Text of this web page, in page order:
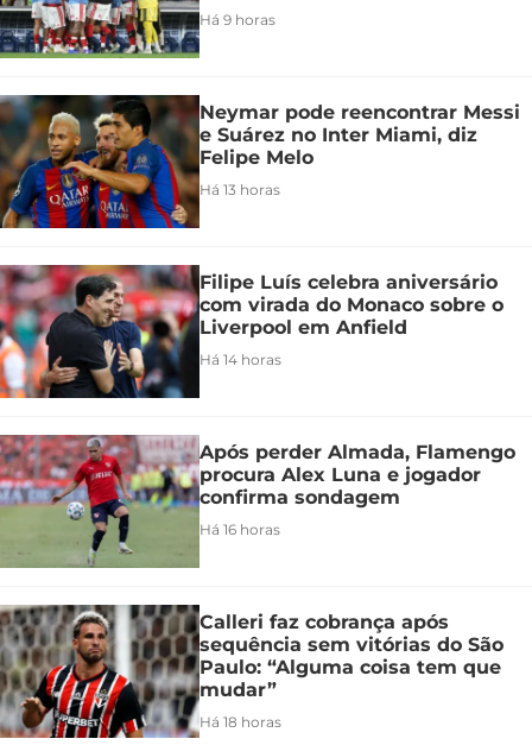
Há 9 horas
Neymar pode reencontrar Messi
e Suárez no Inter Miami, diz
Felipe Melo
Há 13 horas
Filipe Luís celebra aniversário
com virada do Monaco sobre o
Liverpool em Anfield
Há 14 horas
Após perder Almada, Flamengo
procura Alex Luna e jogador
confirma sondagem
Há 16 horas
Calleri faz cobrança após
sequência sem vitórias do São
Paulo: “Alguma coisa tem que
mudar”
Há 18 horas